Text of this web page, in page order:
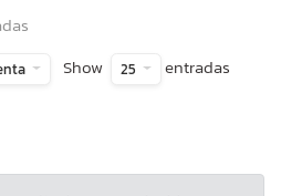
Show 25 entradas